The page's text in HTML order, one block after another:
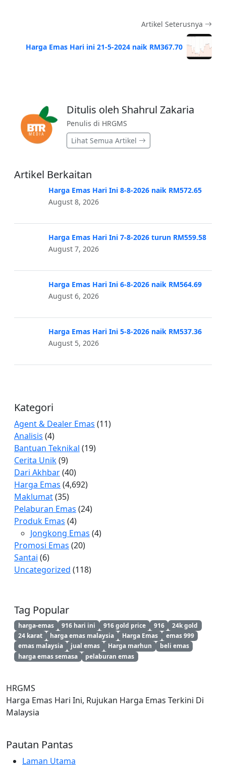
Artikel Seterusnya
Harga Emas Hari ini 21-5-2024 naik RM367.70
Ditulis oleh Shahrul Zakaria
Penulis di HRGMS
Lihat Semua Artikel
Artikel Berkaitan
Harga Emas Hari Ini 8-8-2026 naik RM572.65
August 8, 2026
Harga Emas Hari Ini 7-8-2026 turun RM559.58
August 7, 2026
Harga Emas Hari Ini 6-8-2026 naik RM564.69
August 6, 2026
Harga Emas Hari Ini 5-8-2026 naik RM537.36
August 5, 2026
Kategori
Agent & Dealer Emas (11)
Analisis (4)
Bantuan Teknikal (19)
Cerita Unik(9)
Dari Akhbar(40)
Harga Emas (4,692)
Maklumat(35)
Pelaburan Emas (24)
Produk Emas (4)
Jongkong Emas (4)
Promosi Emas (20)
Santai (6)
Uncategorized (118)
Tag Popular
harga-emas 916 hari ini 916 gold price 916
24k gold
24 karat
harga emas malaysia Harga Emas
emas 999
emas malaysia
jual emas Harga marhun
beli emas
harga emas semasa
pelaburan emas
HRGMS
Harga Emas Hari Ini, Rujukan Harga Emas Terkini Di
Malaysia
Pautan Pantas
Laman Utama